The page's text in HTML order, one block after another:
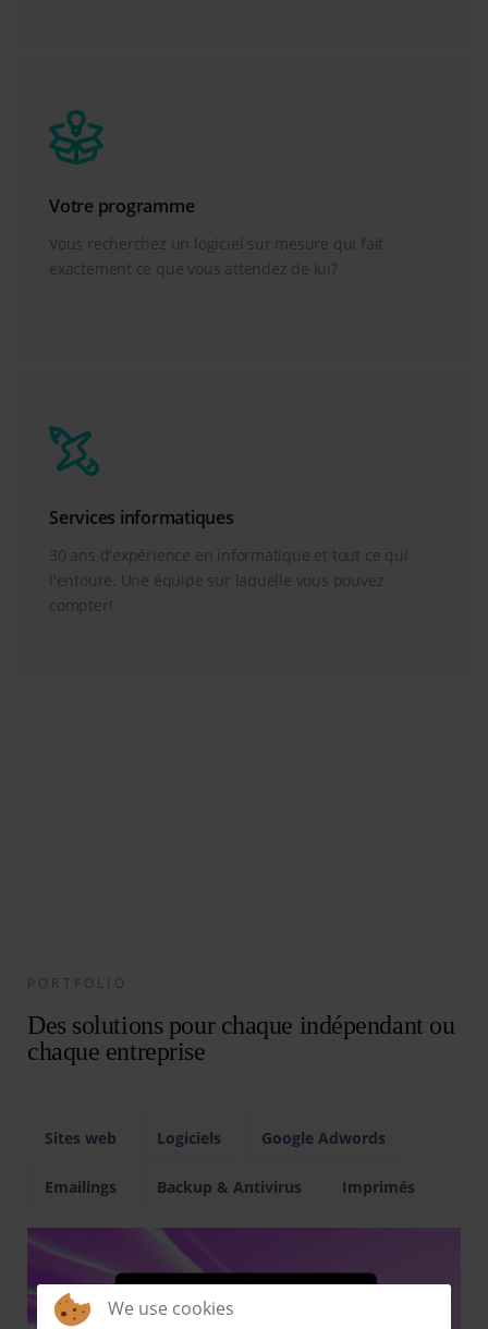
Votre programme
Vous recherchez un logiciel sur mesure qui fait
exactement ce que vous attendez de lui?
Services informatiques
30 ans d'expérience en informatique et tout ce qui
l'entoure. Une équipe sur laquelle vous pouvez
compter!
PORTFOLIO
Des solutions pour chaque indépendant ou
chaque entreprise
Sites web Logiciels Google Adwords
Emailings Backup & Antivirus Imprimés
We use cookies